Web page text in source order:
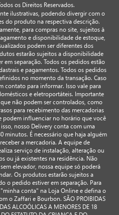
os Direitos Reservados.
ilustrativas, podendo divergir com o
do produto na respectiva descrição.
para compras no site, sujeitos à
e disponibilidade de estoque,
podem ser diferentes dos
estarão sujeitos a disponibilidade
separação. Todos os pedidos estão
e pagamentos. Todos os pedidos
no momento da transação. Caso
contato para informar. Isso vale para
e eletroportáteis. Importante
não podem ser controlados, como
para recebimento das mercadorias
podem influenciar no horário que você
nosso Delivery conta com uma
minutos. É necessário que haja alguém
a mercadoria. A equipe de
serviço de instalação, alteração ou
ou já existentes na residência. Não
elevador, nossa equipe só poderá
Os produtos estarão sujeitos a
o pedido estiver em separação. Para
conta" na Loja Online e defina o
o Zaffari e Bourbon. SÃO PROIBIDAS
ALCOÓLICAS A MENORES DE 18